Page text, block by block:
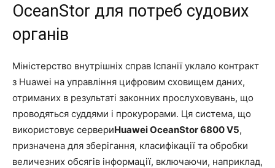
OceanStor для потреб судових
органів
Міністерство внутрішніх справ Іспанії уклало контракт
з Huawei на управління цифровим сховищем даних,
отриманих в результаті законних прослуховувань, що
проводяться суддями і прокурорами. Ця система, що
використовує сервериHuawei OceanStor 6800 V5,
призначена для зберігання, класифікації та обробки
величезних обсягів інформації, включаючи, наприклад,